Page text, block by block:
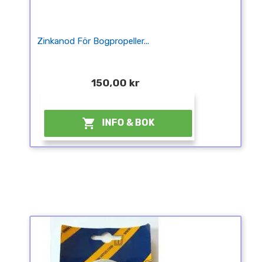
Zinkanod För Bogpropeller...
150,00 kr
 INFO & BOK